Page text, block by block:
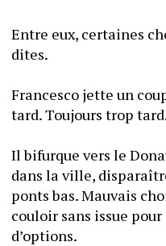
Entre eux, certaines
dites.
Francesco jette un
tard. Toujours trop
Il bifurque vers le
dans la ville,
ponts bas. Mauvais
couloir sans issue
d’options.